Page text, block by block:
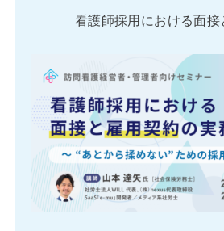
看護師採用における面接